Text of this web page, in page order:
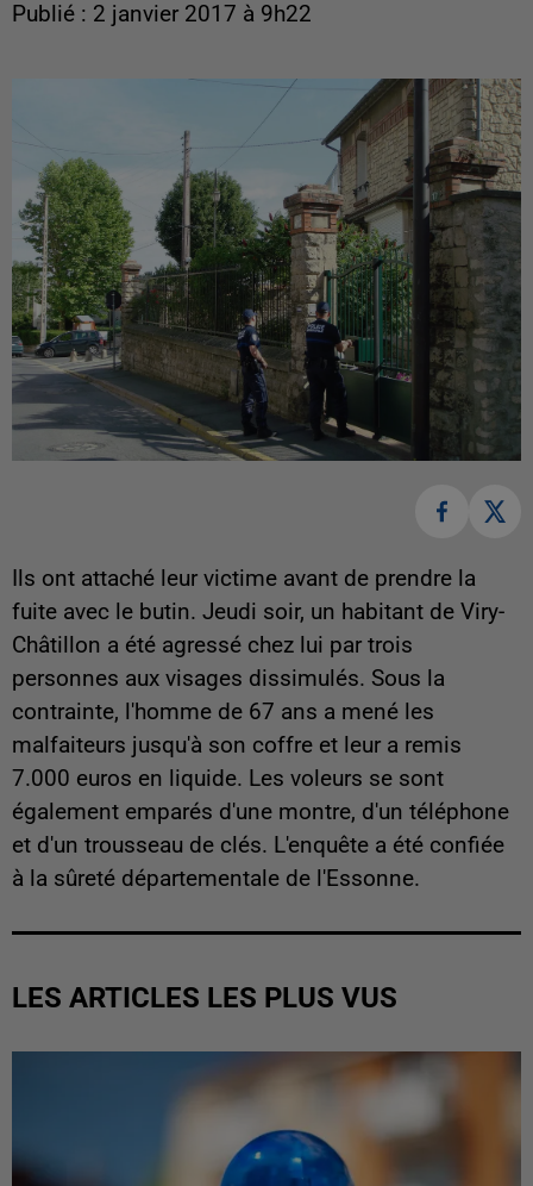
Publié : 2 janvier 2017 à 9h22
Ils ont attaché leur victime avant de prendre la
fuite avec le butin. Jeudi soir, un habitant de Viry-
Châtillon a été agressé chez lui par trois
personnes aux visages dissimulés. Sous la
contrainte, l'homme de 67 ans a mené les
malfaiteurs jusqu'à son coffre et leur a remis
7.000 euros en liquide. Les voleurs se sont
également emparés d'une montre, d'un téléphone
et d'un trousseau de clés. L'enquête a été confiée
à la sûreté départementale de l'Essonne.
LES ARTICLES LES PLUS VUS